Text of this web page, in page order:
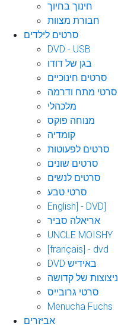
חינוך בחיוך
חבורת מצוות
סרטים לילדים
DVD - USB
בגן של דודו
סרטים חינוכיים
סרטי מתח ודרמה
מלכהלי
מנוחה פוקס
קומדיה
סרטים לפעוטות
סרטים שונים
סרטים לנשים
סרטי טבע
English] - DVD]
אריאלה סביר
UNCLE MOISHY
[français] - dvd
DVD באידיש
ניצוצות של קדושה
סרטי גרובייס
Menucha Fuchs
אביזרים